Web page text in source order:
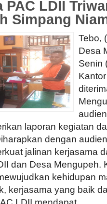
PAC LDII
Simpang
Tebo,
Desa
Senin
laporan kegiatan
dengan
jalinan kerjasama
dan Desa Mengupeh.
kehidupan
kerjasama yang baik